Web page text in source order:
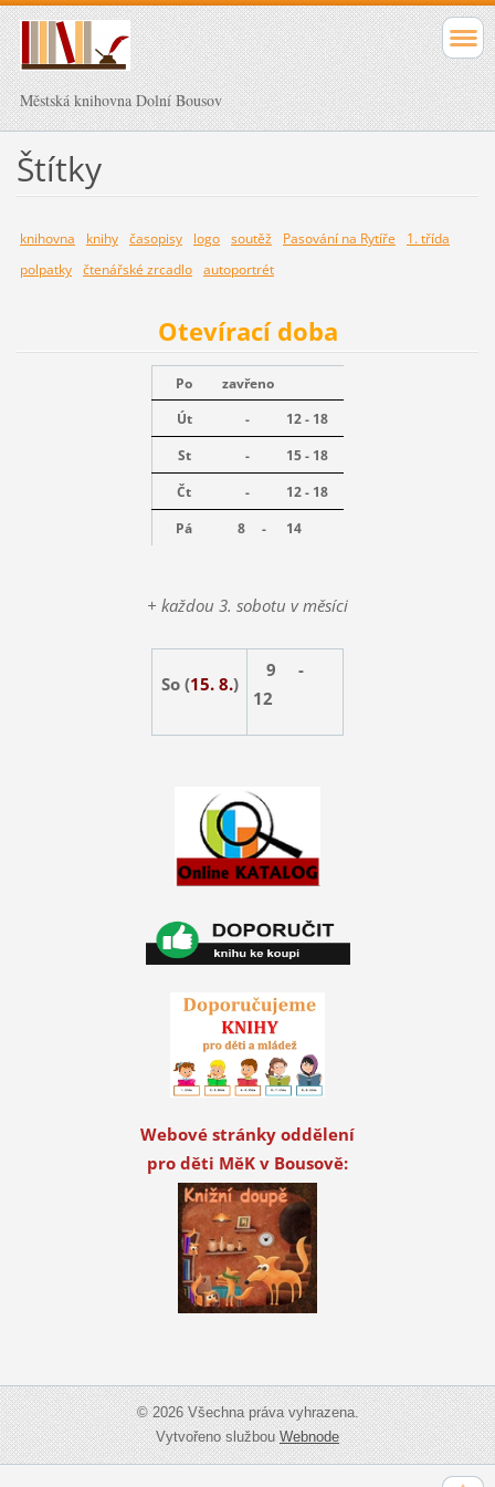
Městská knihovna Dolní Bousov
Štítky
knihovna knihy časopisy logo soutěž Pasování na Rytíře
1. třída
polpatky čtenářské zrcadlo autoportrét
Otevírací doba
Po
zavřeno
Út
-
12 - 18
St
-
15 - 18
Čt
-
12 - 18
Pá
8 - 14
+ každou 3. sobotu v měsíci
So (15. 8.)
9 -
12
Webové stránky oddělení
pro děti MěK v Bousově:
© 2026 Všechna práva vyhrazena.
Vytvořeno službouWebnode